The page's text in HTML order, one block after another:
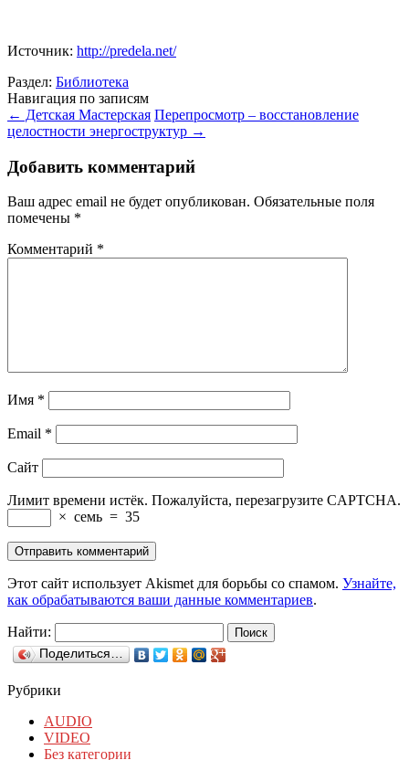
Источник: http://predela.net/
Раздел: Библиотека
Навигация по записям
← Детская Мастерская Перепросмотр – восстановление
целостности энергоструктур →
Добавить комментарий
Ваш адрес email не будет опубликован. Обязательные поля
помечены *
Комментарий *
Имя *
Email *
Сайт
Лимит времени истёк. Пожалуйста, перезагрузите CAPTCHA.
× семь = 35
Этот сайт использует Akismet для борьбы со спамом. Узнайте,
как обрабатываются ваши данные комментариев.
Найти:
Поделиться…
Рубрики
AUDIO
VIDEO
Без категории